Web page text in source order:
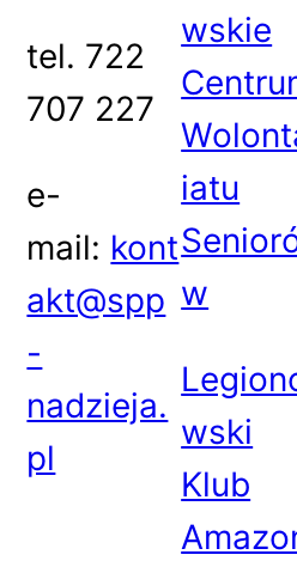
tel. 722
707 227
e-
mail: kont
akt@spp
-
nadzieja.
pl
wskie
iatu
w
wski
Klub